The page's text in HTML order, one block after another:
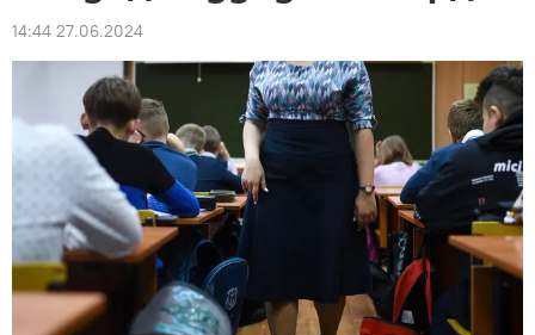
14:44 27.06.2024